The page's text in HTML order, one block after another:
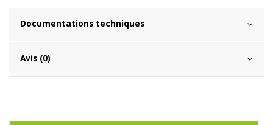
Documentations techniques
Avis (0)